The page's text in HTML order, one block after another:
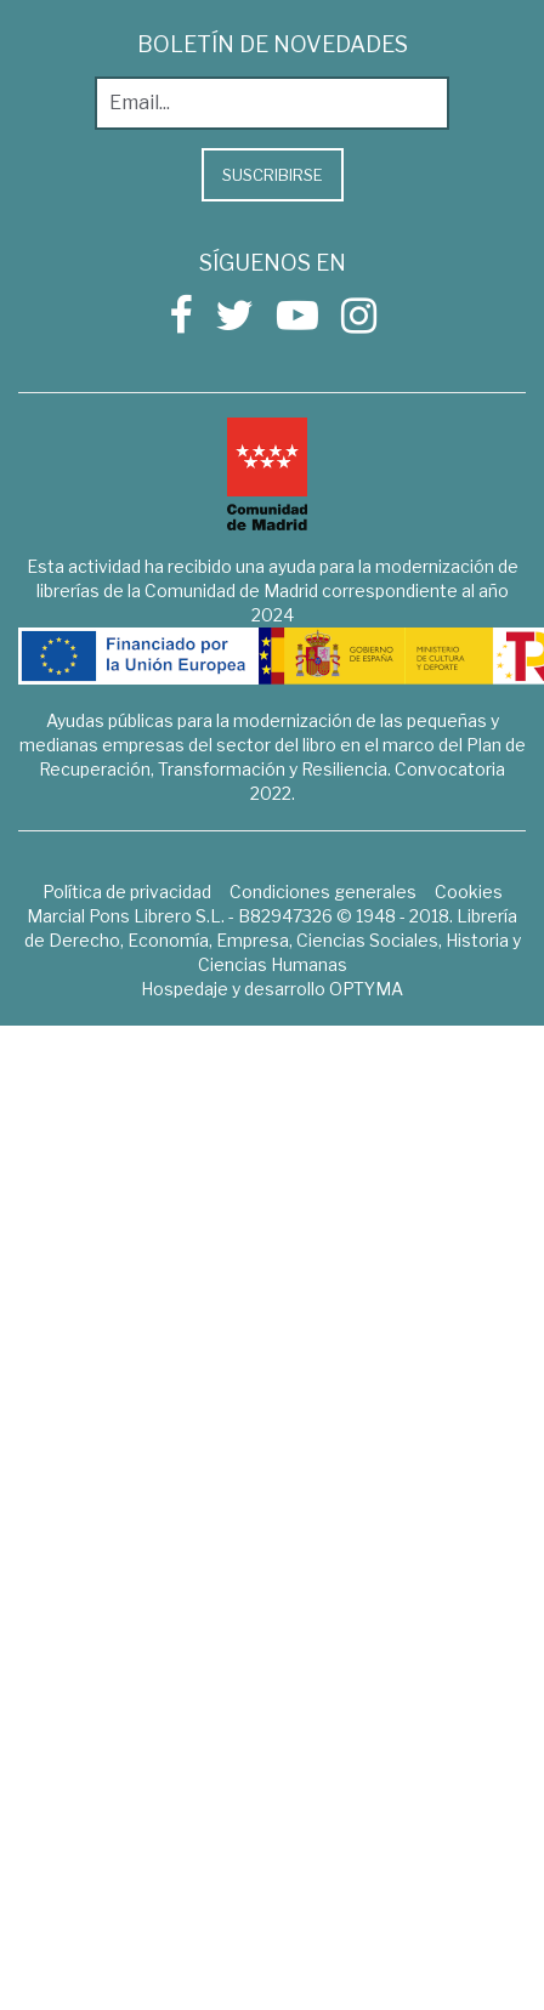
BOLETÍN DE NOVEDADES
SUSCRIBIRSE
SÍGUENOS EN
Esta actividad ha recibido una ayuda para la modernización de
librerías de la Comunidad de Madrid correspondiente al año
2024
Ayudas públicas para la modernización de las pequeñas y
medianas empresas del sector del libro en el marco del Plan de
Recuperación, Transformación y Resiliencia. Convocatoria
2022.
Política de privacidad Condiciones generales
Cookies
Marcial Pons Librero S.L. - B82947326 © 1948 - 2018. Librería
de Derecho, Economía, Empresa, Ciencias Sociales, Historia y
Ciencias Humanas
Hospedaje y desarrollo OPTYMA